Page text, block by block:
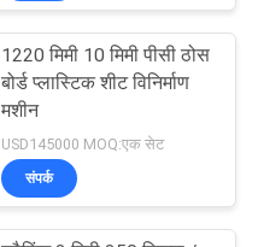
1220 मिमी 10 मिमी पीसी ठोस
बोर्ड प्लास्टिक शीट विनिर्माण
मशीन
USD145000 MOQ:एक सेट
संपर्क